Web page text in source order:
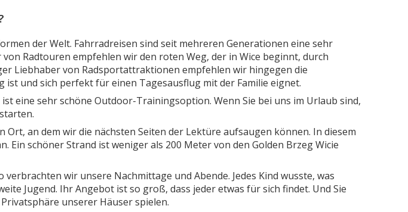
der Welt. Fahrradreisen sind seit mehreren Generationen eine sehr
Radtouren empfehlen wir den roten Weg, der in Wice beginnt, durch
Liebhaber von Radsportattraktionen empfehlen wir hingegen die
ist und sich perfekt für einen Tagesausflug mit der Familie eignet.
eine sehr schöne Outdoor-Trainingsoption. Wenn Sie bei uns im Urlaub sind,
an dem wir die nächsten Seiten der Lektüre aufsaugen können. In diesem
Ein schöner Strand ist weniger als 200 Meter von den Golden Brzeg Wicie
wir unsere Nachmittage und Abende. Jedes Kind wusste, was
Jugend. Ihr Angebot ist so groß, dass jeder etwas für sich findet. Und Sie
unserer Häuser spielen.